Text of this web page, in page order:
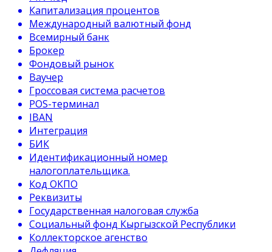
Капитализация процентов
Международный валютный фонд
Всемирный банк
Брокер
Фондовый рынок
Ваучер
Гроссовая система расчетов
POS-терминал
IBAN
Интеграция
БИК
Идентификационный номер
налогоплательщика.
Код ОКПО
Реквизиты
Государственная налоговая служба
Социальный фонд Кыргызской Республики
Коллекторское агенство